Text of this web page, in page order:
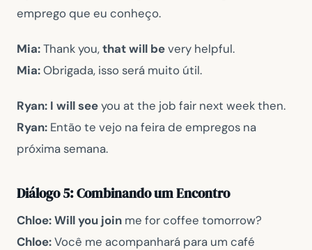
emprego que eu conheço.
Mia:Thank you,that will bevery helpful.
Mia:Obrigada, isso será muito útil.
Ryan: I will seeyou at the job fair next week then.
Ryan: Então te vejo na feira de empregos na
próxima semana.
Diálogo 5: Combinando um Encontro
Chloe:Will you join me for coffee tomorrow?
Chloe:Você me acompanhará para um café